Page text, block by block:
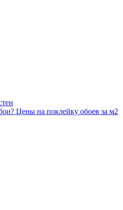
Цены на поклейку обоев за м2